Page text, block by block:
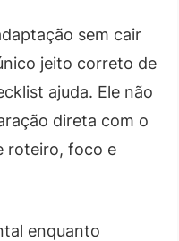
sem cair
jeito correto de
ajuda. Ele não
direta com o
roteiro, foco e
enquanto